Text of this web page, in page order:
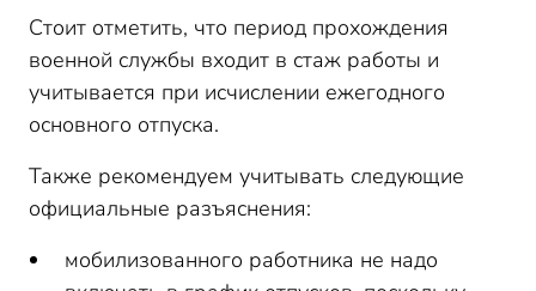
Стоит отметить, что период прохождения
военной службы входит в стаж работы и
учитывается при исчислении ежегодного
основного отпуска.
Также рекомендуем учитывать следующие
официальные разъяснения:
мобилизованного работника не надо